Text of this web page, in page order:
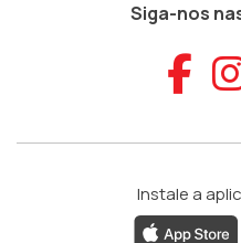
Siga-nos
Instale a